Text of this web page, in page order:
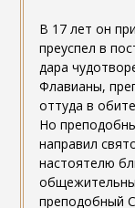
В 17 лет он
преуспел в
дара
Флавианы,
оттуда в
Но
направил
настоятелю
преподобный